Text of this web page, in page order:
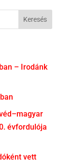
– Irodánk
évfordulója
vett